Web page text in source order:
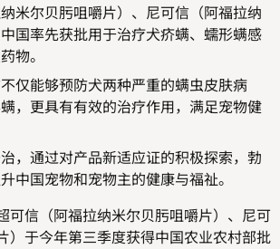
米尔贝肟咀嚼片）、尼可信（阿福拉纳
国率先获批用于治疗犬疥螨、蠕形螨感
物。
仅能够预防犬两种严重的螨虫皮肤病
，更具有有效的治疗作用，满足宠物健
，通过对产品新适应证的积极探索，勃
中国宠物和宠物主的健康与福祉。
可信（阿福拉纳米尔贝肟咀嚼片）、尼可
）于今年第三季度获得中国农业农村部批